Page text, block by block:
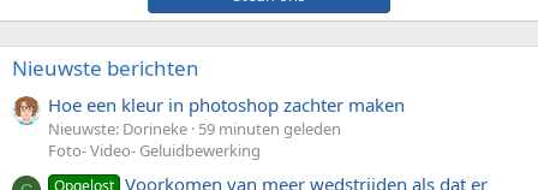
Nieuwste berichten
Hoe een kleur in photoshop zachter maken
Nieuwste: Dorineke 59 minuten geleden
Foto- Video- Geluidbewerking
Voorkomen van meer wedstrijden als dat er